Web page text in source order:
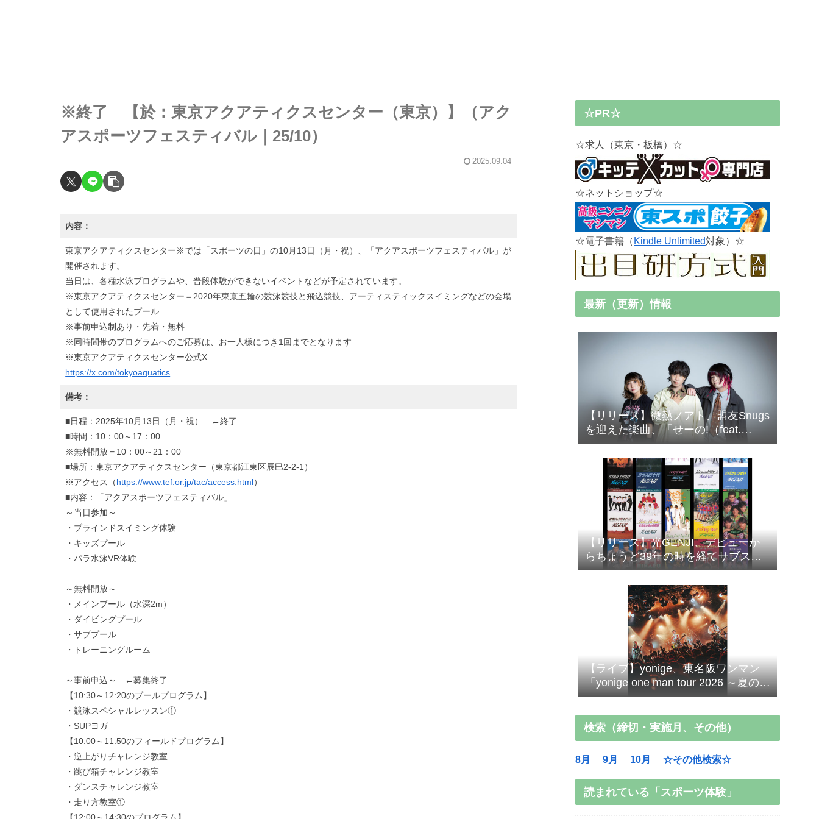
※終了 【於：東京アクアティクスセンター（東京）】（アク
アスポーツフェスティバル｜25/10）
2025.09.04
内容：
東京アクアティクスセンター※では「スポーツの日」の10月13日（月・祝）、「アクアスポーツフェスティバル」が
開催されます。
当日は、各種水泳プログラムや、普段体験ができないイベントなどが予定されています。
※東京アクアティクスセンター＝2020年東京五輪の競泳競技と飛込競技、アーティスティックスイミングなどの会場
として使用されたプール
※事前申込制あり・先着・無料
※同時間帯のプログラムへのご応募は、お一人様につき1回までとなります
※東京アクアティクスセンター公式X
https://x.com/tokyoaquatics
備考：
■日程：2025年10月13日（月・祝） ←終了
■時間：10：00～17：00
※無料開放＝10：00～21：00
■場所：東京アクアティクスセンター（東京都江東区辰巳2-2-1）
※アクセス（https://www.tef.or.jp/tac/access.html）
■内容：「アクアスポーツフェスティバル」
～当日参加～
・ブラインドスイミング体験
・キッズプール
・パラ水泳VR体験
～無料開放～
・メインプール（水深2m）
・ダイビングプール
・サブプール
・トレーニングルーム
～事前申込～ ←募集終了
【10:30～12:20のプールプログラム】
・競泳スペシャルレッスン①
・SUPヨガ
【10:00～11:50のフィールドプログラム】
・逆上がりチャレンジ教室
・跳び箱チャレンジ教室
・ダンスチャレンジ教室
・走り方教室①
☆PR☆
☆求人（東京・板橋）☆
☆ネットショップ☆
☆電子書籍（Kindle Unlimited対象）☆
最新（更新）情報
【リリース】微熱ノアト、盟友Snugs
を迎えた楽曲、「せーの!（feat.
Snugs）」配信リリース！
【リリース】光GENJI、デビューか
らちょうど39年の時を経てサブスク
＆DL配信解禁！
【ライブ】yonige、東名阪ワンマン
「yonige one man tour 2026 ～夏の魔
法にかかって壊れていくだけのふた
検索（締切・実施月、その他）
8月 9月 10月 ☆その他検索☆
読まれている「スポーツ体験」